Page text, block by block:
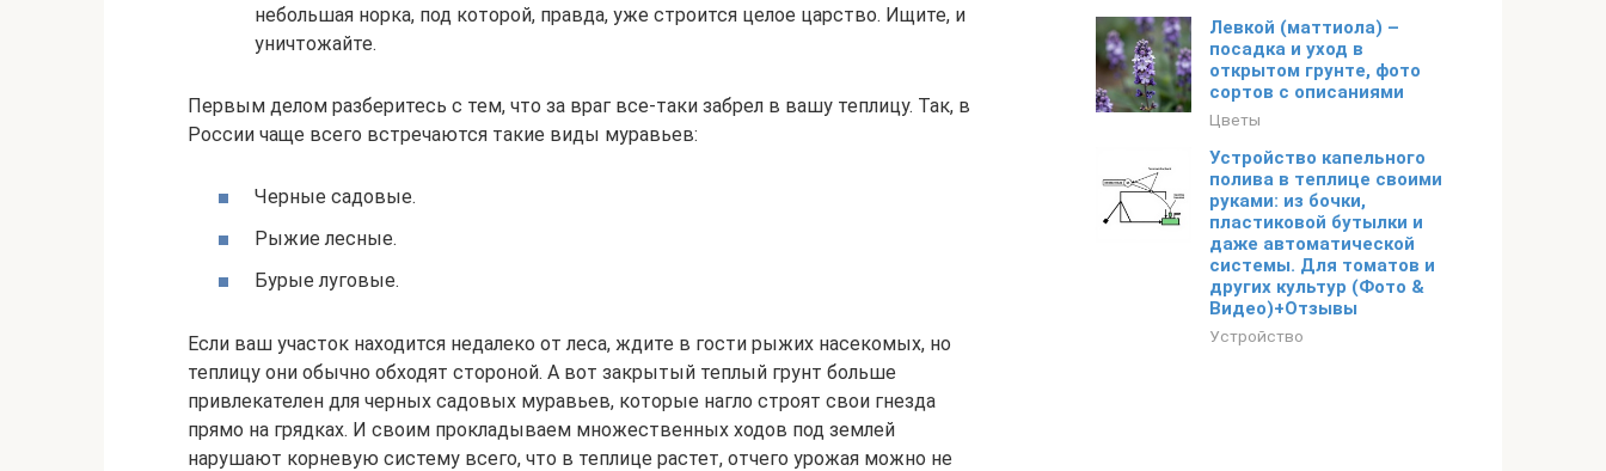
небольшая норка, под которой, правда, уже строится целое царство. Ищите, и
уничтожайте.
Первым делом разберитесь с тем, что за враг все-таки забрел в вашу теплицу. Так, в
России чаще всего встречаются такие виды муравьев:
Черные садовые.
Рыжие лесные.
Бурые луговые.
Если ваш участок находится недалеко от леса, ждите в гости рыжих насекомых, но
теплицу они обычно обходят стороной. А вот закрытый теплый грунт больше
привлекателен для черных садовых муравьев, которые нагло строят свои гнезда
прямо на грядках. И своим прокладываем множественных ходов под землей
нарушают корневую систему всего, что в теплице растет, отчего урожая можно не
Левкой (маттиола) –
посадка и уход в
открытом грунте, фото
сортов с описаниями
Цветы
Устройство капельного
полива в теплице своими
руками: из бочки,
пластиковой бутылки и
даже автоматической
системы. Для томатов и
других культур (Фото &
Видео)+Отзывы
Устройство